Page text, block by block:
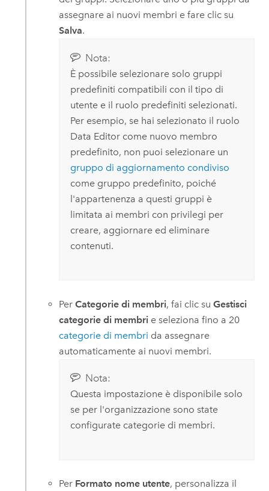
assegnare ai nuovi membri e fare clic su
Salva.
Nota:
È possibile selezionare solo gruppi
predefiniti compatibili con il tipo di
utente e il ruolo predefiniti selezionati.
Per esempio, se hai selezionato il ruolo
Data Editor come nuovo membro
predefinito, non puoi selezionare un
gruppo di aggiornamento condiviso
come gruppo predefinito, poiché
l'appartenenza a questi gruppi è
limitata ai membri con privilegi per
creare, aggiornare ed eliminare
contenuti.
PerCategorie di membri, fai clic suGestisci
categorie di membri e seleziona fino a 20
categorie di membri da assegnare
automaticamente ai nuovi membri.
Nota:
Questa impostazione è disponibile solo
se per l'organizzazione sono state
configurate categorie di membri.
Per Formato nome utente, personalizza il